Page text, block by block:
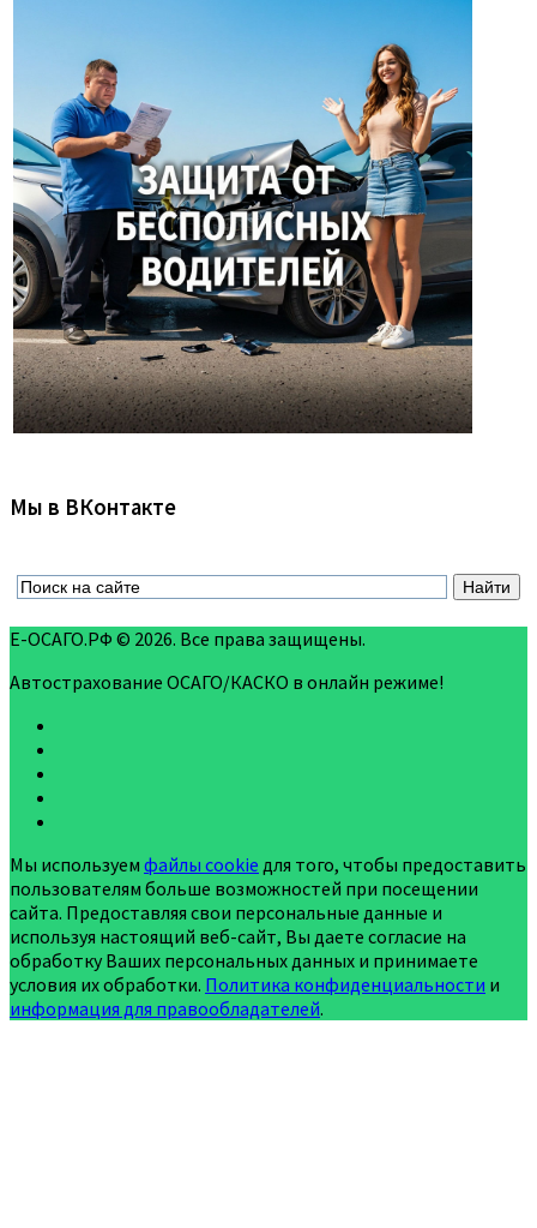
Мы в ВКонтакте
Е-ОСАГО.РФ © 2026. Все права защищены.
Автострахование ОСАГО/КАСКО в онлайн режиме!
Мы используем файлы cookie для того, чтобы предоставить
пользователям больше возможностей при посещении
сайта. Предоставляя свои персональные данные и
используя настоящий веб-сайт, Вы даете согласие на
обработку Ваших персональных данных и принимаете
условия их обработки. Политика конфиденциальности и
информация для правообладателей.